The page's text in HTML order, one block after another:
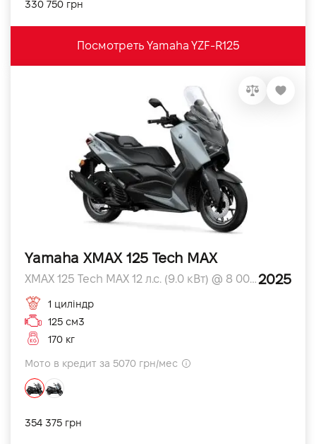
330 750 грн
Посмотреть Yamaha YZF-R125
Yamaha XMAX 125 Tech MAX
XMAX 125 Tech MAX 12 л.с. (9.0 кВт) @ 8 000 л.с.2025
1 циліндр
125 см3
170 кг
Мото в кредит за 5070 грн/мес
354 375 грн